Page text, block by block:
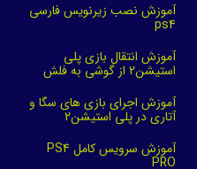
آموزش نصب زیرنویس فارسی
ps4
آموزش انتقال بازی پلی
استیشن2 از گوشی به فلش
آموزش اجرای بازی های سگا و
آتاری در پلی استیشن2
آموزش سرویس کامل PS4
PRO